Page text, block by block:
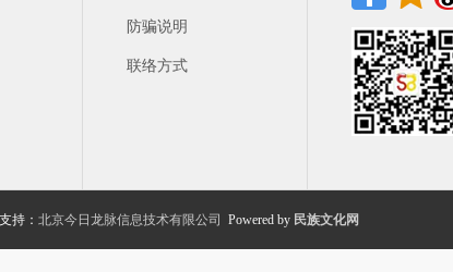
防骗说明
联络方式
： 北京今日龙脉信息技术有限公司 Powered by 民族文化网